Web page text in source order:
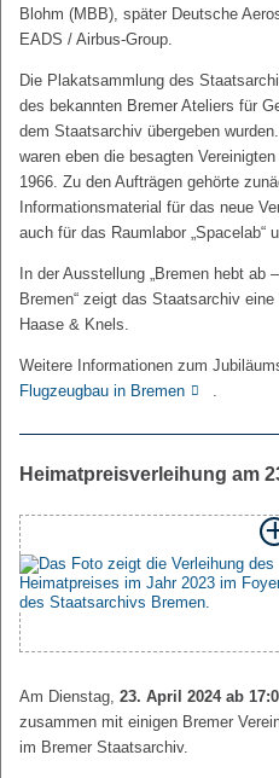
Blohm (MBB), später Deutsche
EADS / Airbus-Group.
Die Plakatsammlung des
des bekannten Bremer Ateliers für
dem Staatsarchiv übergeben
waren eben die besagten
1966. Zu den Aufträgen gehörte
Informationsmaterial für das neue
auch für das Raumlabor „Spacelab“
In der Ausstellung „Bremen hebt ab
Bremen“ zeigt das Staatsarchiv
Haase & Knels.
Weitere Informationen zum
Flugzeugbau in Bremen
.
Heimatpreisverleihung am
Am Dienstag, 23. April 2024 ab
zusammen mit einigen Bremer
im Bremer Staatsarchiv.